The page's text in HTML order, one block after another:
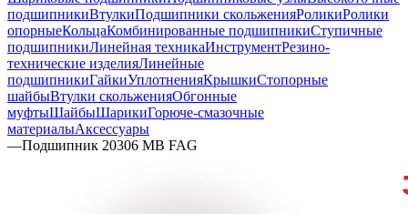
подшипникиВтулкиПодшипники скольженияРоликиРолики
опорныеКольцаКомбинированные подшипникиСтупичные
подшипникиЛинейная техникаИнструментРезино-
технические изделияЛинейные
подшипникиГайкиУплотненияКрышкиСтопорные
шайбыВтулки скольженияОбгонные
муфтыШайбыШарикиГорюче-смазочные
материалыАксессуары
—Подшипник 20306 MB FAG